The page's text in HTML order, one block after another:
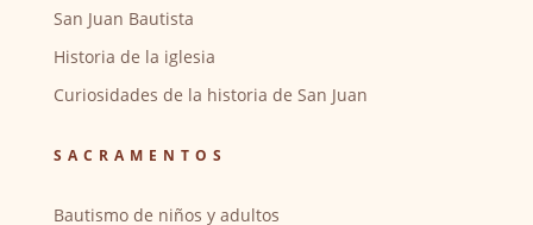
San Juan Bautista
Historia de la iglesia
Curiosidades de la historia de San Juan
SACRAMENTOS
Bautismo de niños y adultos